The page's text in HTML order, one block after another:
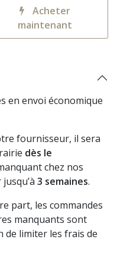
Acheter
maintenant
en envoi économique
fournisseur, il sera
dès le
chez nos
3 semaines.
part, les commandes
manquants sont
de limiter les frais de